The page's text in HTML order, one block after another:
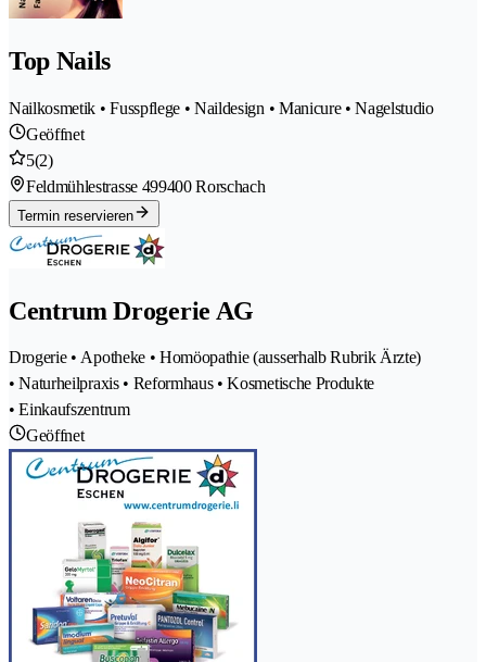
Top Nails
Nailkosmetik • Fusspflege • Naildesign • Manicure • Nagelstudio
Geöffnet
5(2)
Feldmühlestrasse 499400 Rorschach
Termin reservieren
Centrum Drogerie AG
Drogerie • Apotheke • Homöopathie (ausserhalb Rubrik Ärzte)
• Naturheilpraxis • Reformhaus • Kosmetische Produkte
• Einkaufszentrum
Geöffnet